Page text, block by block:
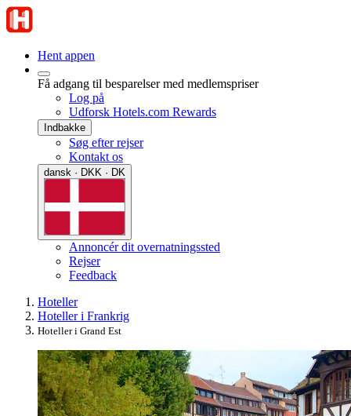
Hent appen
Få adgang til besparelser med medlemspriser
Log på
Udforsk Hotels.com Rewards
Indbakke
Søg efter rejser
Kontakt os
dansk · DKK · DK
Annoncér dit overnatningssted
Rejser
Feedback
Hoteller
Hoteller i Frankrig
Hoteller i Grand Est